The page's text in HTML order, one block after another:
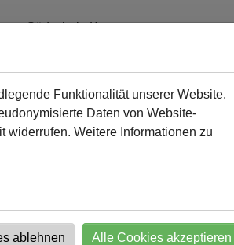
Südschule Kamen
Südschule Nachricht
Funktionalität unserer Website.
Daten von Website-
widerrufen. Weitere Informationen zu
ablehnen Alle Cookies akzeptieren